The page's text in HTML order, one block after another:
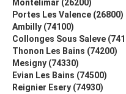
Montelimar (26200)
Portes Les Valence (26800)
Ambilly (74100)
Collonges Sous Saleve
Thonon Les Bains (74200)
Mesigny (74330)
Evian Les Bains (74500)
Reignier Esery (74930)